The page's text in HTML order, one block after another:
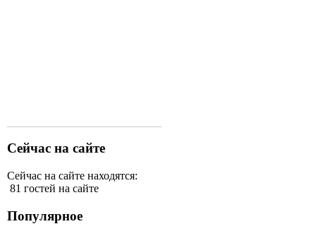
Сейчас на сайте
Сейчас на сайте находятся:
81 гостей на сайте
Популярное